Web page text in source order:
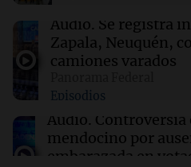
17:32 Ciencia
Estudio en la Antártida
para astronautas en
17:31 Ciencia
Científicos de UCLA
si fuera luz a
Audio. Se registra
Zapala, Neuquén,
camiones varados
Episodios
Audio. Controversia
mendocino por
embarazada en